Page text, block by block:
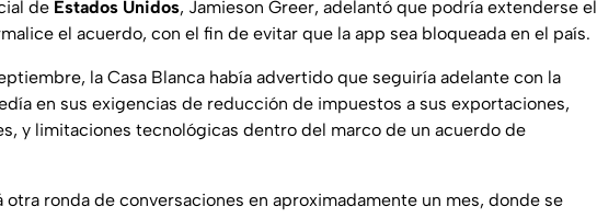
de Estados Unidos, Jamieson Greer, adelantó que podría extenderse el
el acuerdo, con el fin de evitar que la app sea bloqueada en el país.
la Casa Blanca había advertido que seguiría adelante con la
en sus exigencias de reducción de impuestos a sus exportaciones,
y limitaciones tecnológicas dentro del marco de un acuerdo de
ronda de conversaciones en aproximadamente un mes, donde se